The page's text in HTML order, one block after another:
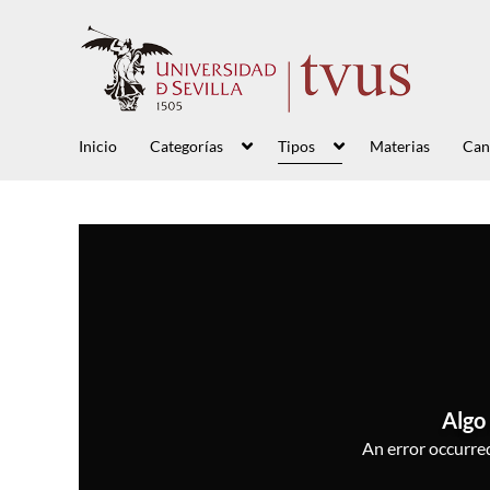
Inicio Categorías Tipos Materias
Algo
An error